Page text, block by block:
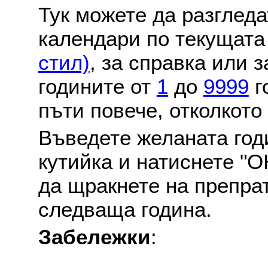
Тук можете да
календари по
стил), за справка или
годините от 1 до 9999
пъти повече,
Въведете желаната
кутийка и натиснете
да щракнете на
следваща година.
Забележки: